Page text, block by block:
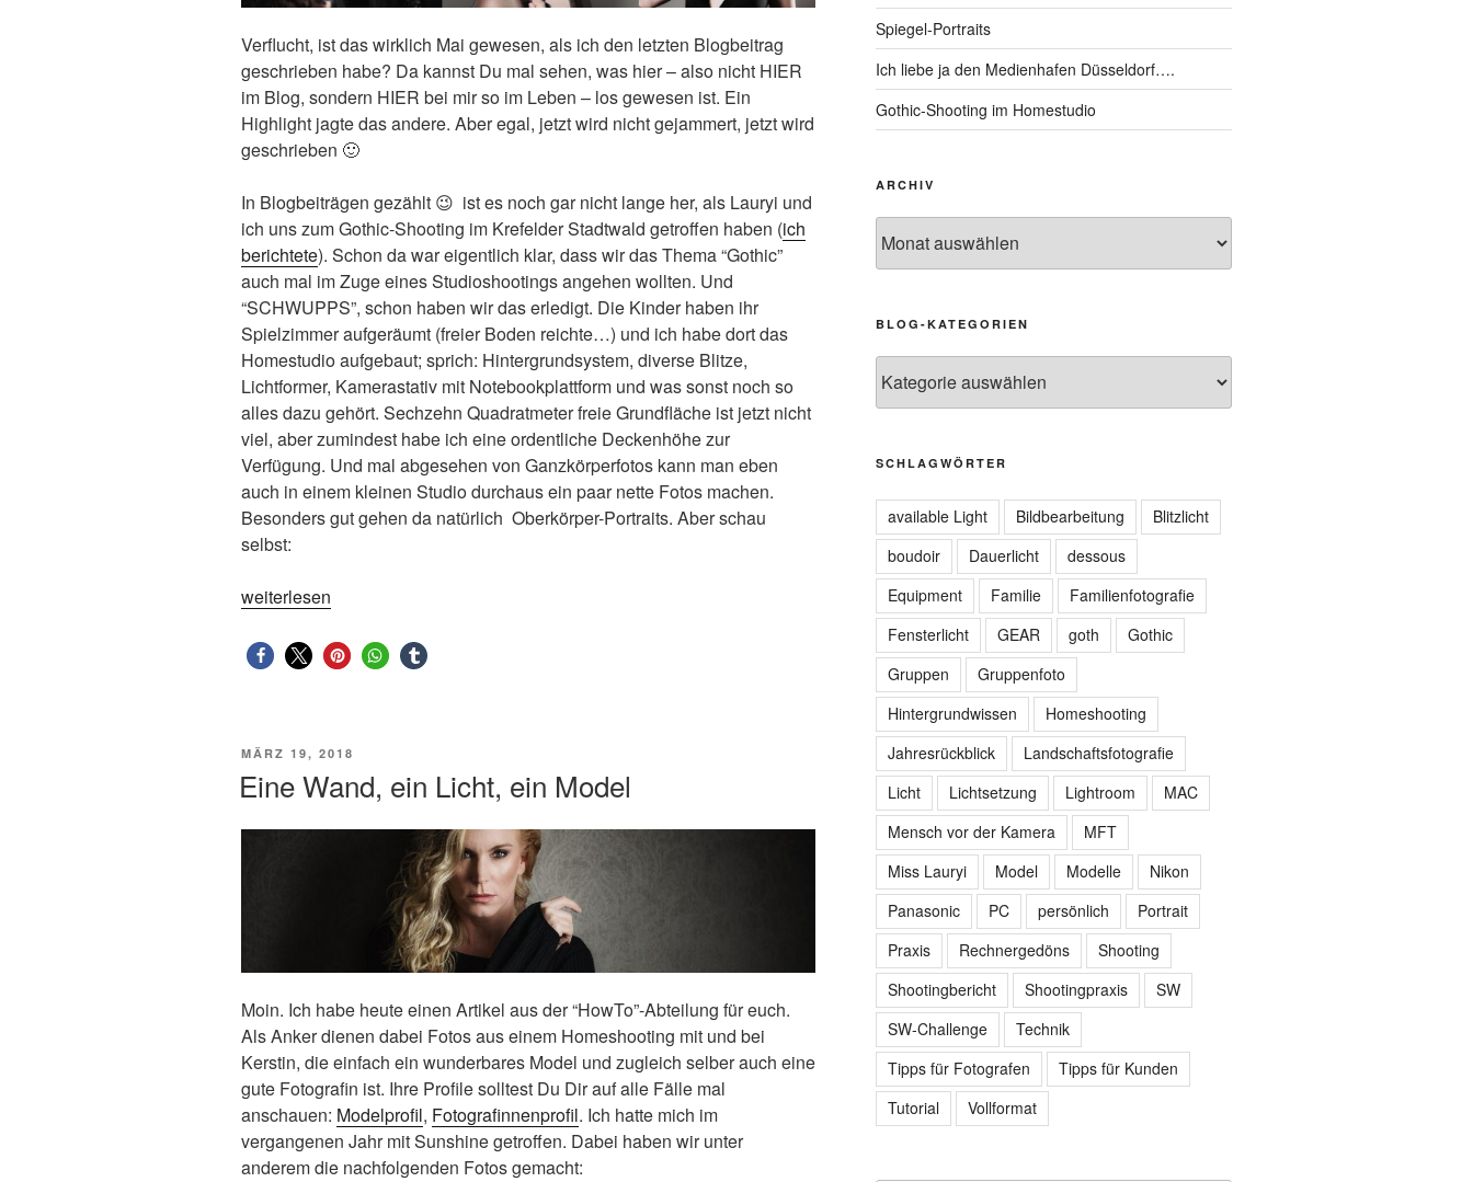
Verflucht, ist das wirklich Mai gewesen, als ich den letzten Blogbeitrag
geschrieben habe? Da kannst Du mal sehen, was hier – also nicht HIER
im Blog, sondern HIER bei mir so im Leben – los gewesen ist. Ein
Highlight jagte das andere. Aber egal, jetzt wird nicht gejammert, jetzt wird
geschrieben 🙂
In Blogbeiträgen gezählt 😉 ist es noch gar nicht lange her, als Lauryi und
ich uns zum Gothic-Shooting im Krefelder Stadtwald getroffen haben (ich
berichtete). Schon da war eigentlich klar, dass wir das Thema “Gothic”
auch mal im Zuge eines Studioshootings angehen wollten. Und
“SCHWUPPS”, schon haben wir das erledigt. Die Kinder haben ihr
Spielzimmer aufgeräumt (freier Boden reichte…) und ich habe dort das
Homestudio aufgebaut; sprich: Hintergrundsystem, diverse Blitze,
Lichtformer, Kamerastativ mit Notebookplattform und was sonst noch so
alles dazu gehört. Sechzehn Quadratmeter freie Grundfläche ist jetzt nicht
viel, aber zumindest habe ich eine ordentliche Deckenhöhe zur
Verfügung. Und mal abgesehen von Ganzkörperfotos kann man eben
auch in einem kleinen Studio durchaus ein paar nette Fotos machen.
Besonders gut gehen da natürlich Oberkörper-Portraits. Aber schau
selbst:
„Gothic-
im
Homestudio“
weiterlesen
VERÖFFENTLICHT
MÄRZ 19, 2018
Eine Wand, ein Licht, ein Model
Moin. Ich habe heute einen Artikel aus der “HowTo”-Abteilung für euch.
Als Anker dienen dabei Fotos aus einem Homeshooting mit und bei
Kerstin, die einfach ein wunderbares Model und zugleich selber auch eine
gute Fotografin ist. Ihre Profile solltest Du Dir auf alle Fälle mal
anschauen: Modelprofil, Fotografinnenprofil. Ich hatte mich im
vergangenen Jahr mit Sunshine getroffen. Dabei haben wir unter
anderem die nachfolgenden Fotos gemacht:
Spiegel-Portraits
Ich liebe ja den Medienhafen Düsseldorf….
Gothic-Shooting im Homestudio
ARCHIV
BLOG-KATEGORIEN
Kategorien
SCHLAGWÖRTER
available Light Bildbearbeitung
Blitzlicht
boudoir
Dauerlicht
dessous
Equipment
Familie
Familienfotografie
Fensterlicht
GEAR goth
Gothic
Gruppen
Gruppenfoto
Hintergrundwissen
Homeshooting
Jahresrückblick
Landschaftsfotografie
Licht
Lichtsetzung Lightroom
MAC
Mensch vor der Kamera
MFT
Miss Lauryi
Model Modelle
Nikon
Panasonic
PC persönlich
Portrait
Praxis
Rechnergedöns
Shooting
Shootingbericht
Shootingpraxis
SW
SW-Challenge
Technik
Tipps für Fotografen
Tipps für Kunden
Tutorial
Vollformat